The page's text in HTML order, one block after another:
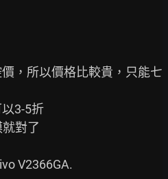
，所以價格比較貴，只能七
3-5折
對了
V2366GA.